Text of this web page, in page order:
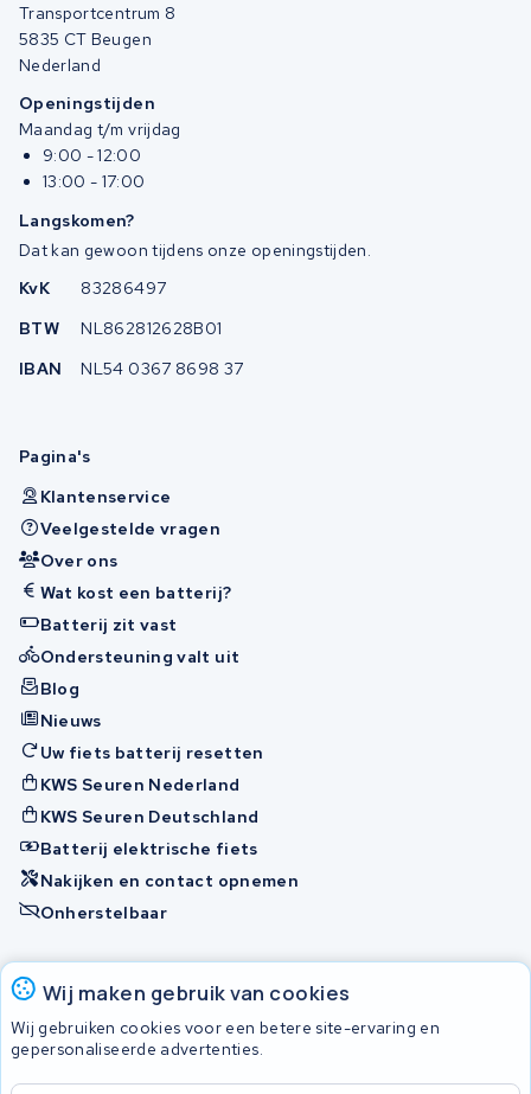
Wij maken gebruik van cookies
Wij gebruiken cookies voor een betere site-ervaring en
gepersonaliseerde advertenties.
Transportcentrum 8
5835 CT Beugen
Nederland
Openingstijden
Maandag t/m vrijdag
9:00 - 12:00
13:00 - 17:00
Langskomen?
Dat kan gewoon tijdens onze openingstijden.
KvK
83286497
BTW
NL862812628B01
IBAN
NL54 0367 8698 37
Pagina's
Klantenservice
Veelgestelde vragen
Over ons
Wat kost een batterij?
Batterij zit vast
Ondersteuning valt uit
Blog
Nieuws
Uw fiets batterij resetten
KWS Seuren Nederland
KWS Seuren Deutschland
Batterij elektrische fiets
Nakijken en contact opnemen
Onherstelbaar
Accu's